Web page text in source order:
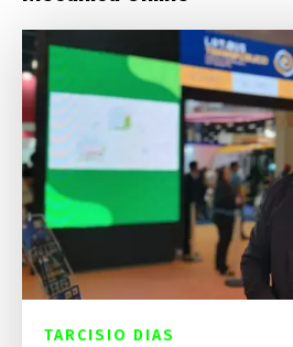
TARCISIO DIAS